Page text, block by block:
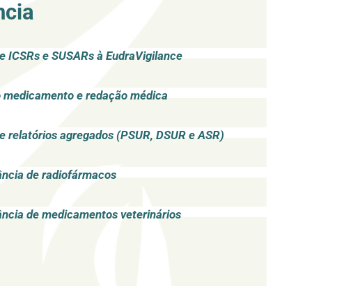
ICSRs e SUSARs à EudraVigilance
medicamento e redação médica
relatórios agregados (PSUR, DSUR e ASR)
de radiofármacos
de medicamentos veterinários